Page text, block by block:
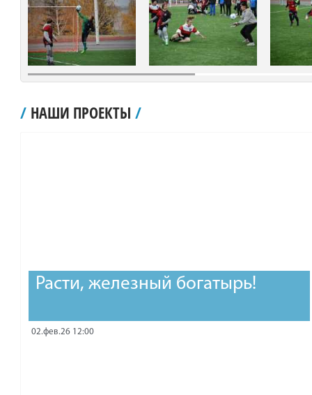
/ НАШИ ПРОЕКТЫ /
Расти, железный богатырь!
02.фев.26 12:00